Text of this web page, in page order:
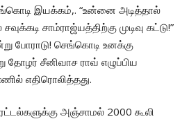
இயக்கம்,. “உன்னை அடித்தால்
சாம்ராஜ்யத்திற்கு முடிவு கட்டு!”
போராடு! செங்கொடி உனக்கு
தோழர் சீனிவாச ராவ் எழுப்பிய
எதிரொலித்தது.
அஞ்சாமல் 2000 கூலி